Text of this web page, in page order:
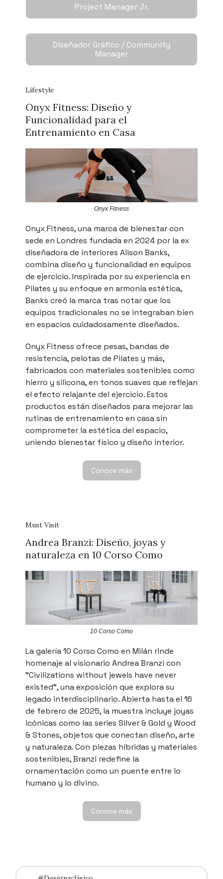
Project Manager Jr.
Diseñador Gráfico / Community
Manager
Lifestyle
Onyx Fitness: Diseño y
Funcionalidad para el
Entrenamiento en Casa
Onyx Fitness
Onyx Fitness, una marca de bienestar con
sede en Londres fundada en 2024 por la ex
diseñadora de interiores Alison Banks,
combina diseño y funcionalidad en equipos
de ejercicio. Inspirada por su experiencia en
Pilates y su enfoque en armonía estética,
Banks creó la marca tras notar que los
equipos tradicionales no se integraban bien
en espacios cuidadosamente diseñados.
Onyx Fitness ofrece pesas, bandas de
resistencia, pelotas de Pilates y más,
fabricados con materiales sostenibles como
hierro y silicona, en tonos suaves que reflejan
el efecto relajante del ejercicio. Estos
productos están diseñados para mejorar las
rutinas de entrenamiento en casa sin
comprometer la estética del espacio,
uniendo bienestar físico y diseño interior.
Conoce más
Must Visit
Andrea Branzi: Diseño, joyas y
naturaleza en 10 Corso Como
10 Corso Como
La galería 10 Corso Como en Milán rinde
homenaje al visionario Andrea Branzi con
"Civilizations without jewels have never
existed", una exposición que explora su
legado interdisciplinario. Abierta hasta el 16
de febrero de 2025, la muestra incluye joyas
icónicas como las series Silver & Gold y Wood
& Stones, objetos que conectan diseño, arte
y naturaleza. Con piezas híbridas y materiales
sostenibles, Branzi redefine la
ornamentación como un puente entre lo
humano y lo divino.
Conoce más